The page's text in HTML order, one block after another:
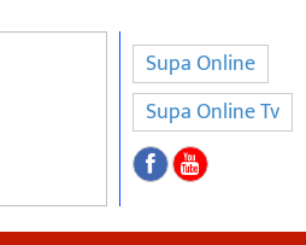
Supa Online
Supa Online Tv